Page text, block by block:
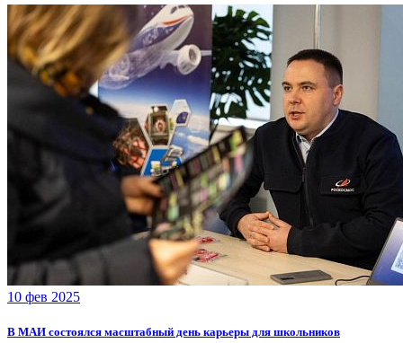
10 фев 2025
В МАИ состоялся масштабный день карьеры для школьников